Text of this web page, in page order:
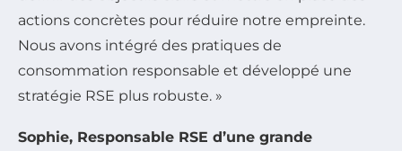
actions concrètes pour réduire notre empreinte.
Nous avons intégré des pratiques de
consommation responsable et développé une
stratégie RSE plus robuste. »
Sophie, Responsable RSE d’une grande